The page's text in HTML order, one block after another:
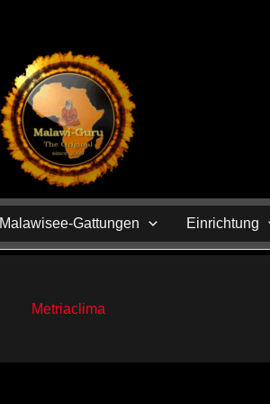
Malawisee-Gattungen Einrichtung
Metriaclima